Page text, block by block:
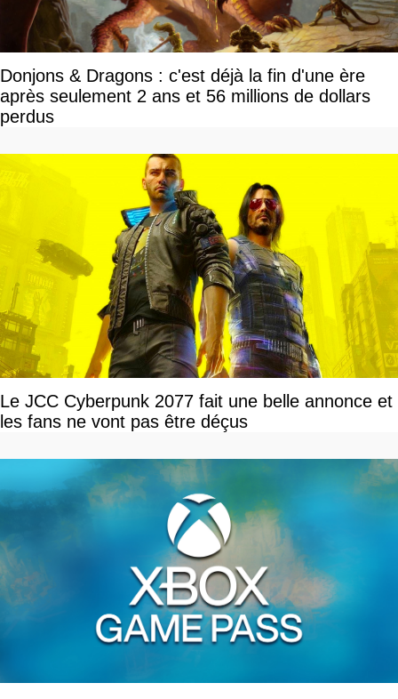
Donjons & Dragons : c'est déjà la fin d'une ère
après seulement 2 ans et 56 millions de dollars
perdus
Le JCC Cyberpunk 2077 fait une belle annonce et
les fans ne vont pas être déçus